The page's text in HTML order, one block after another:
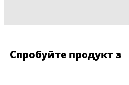
Спробуйте продукт з